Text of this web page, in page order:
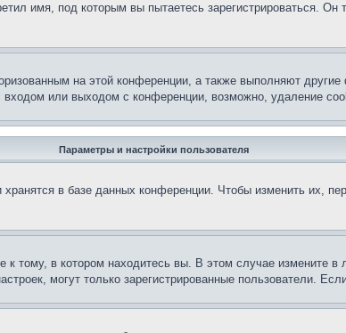
имя, под которым вы пытаетесь зарегистрироваться.
на этой конференции, а также выполняют
или выходом с конференции, возможно, удаление
Параметры и настройки пользователя
в базе данных конференции. Чтобы изменить их,
тому, в котором находитесь вы. В этом случае измените в
могут только зарегистрированные пользователи.